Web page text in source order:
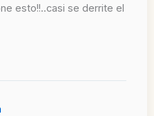
esto!!..casi se derrite el